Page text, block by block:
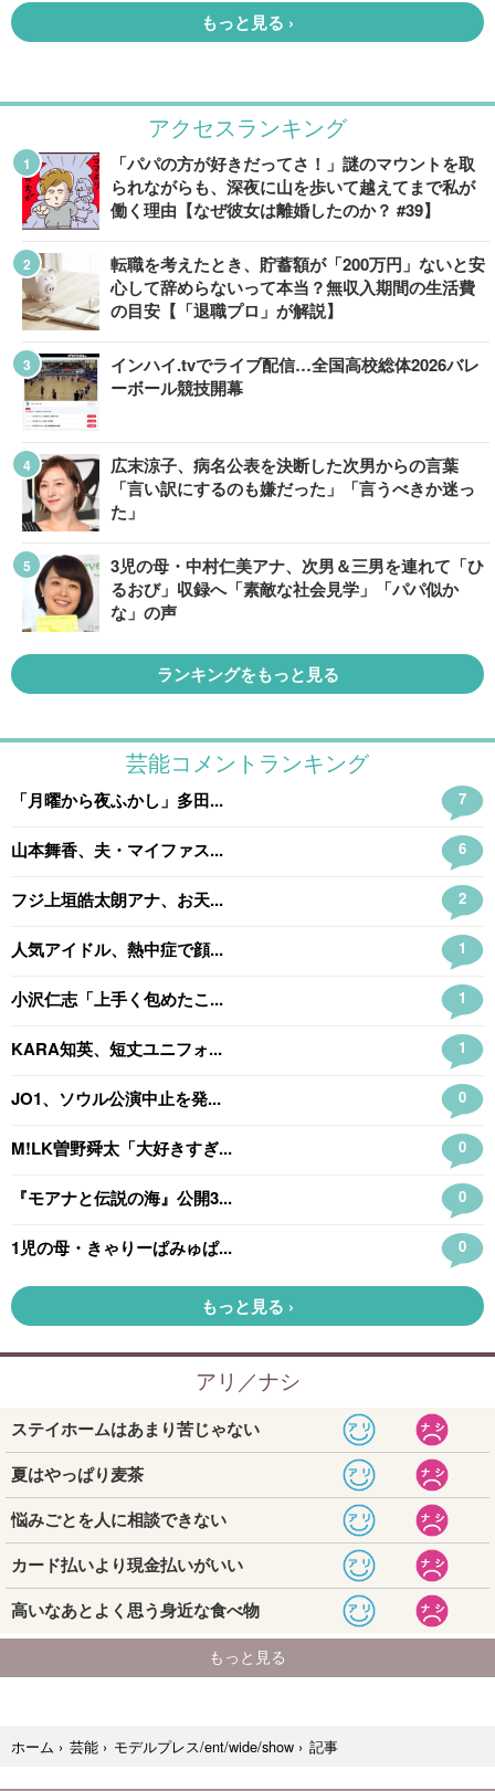
アクセスランキング
「パパの方が好きだってさ！」謎のマウントを取
られながらも、深夜に山を歩いて越えてまで私が
働く理由【なぜ彼女は離婚したのか？ #39】
転職を考えたとき、貯蓄額が「200万円」ないと安
心して辞めらないって本当？無収入期間の生活費
の目安【「退職プロ」が解説】
インハイ.tvでライブ配信…全国高校総体2026バレ
ーボール競技開幕
広末涼子、病名公表を決断した次男からの言葉
「言い訳にするのも嫌だった」「言うべきか迷っ
た」
3児の母・中村仁美アナ、次男＆三男を連れて「ひ
るおび」収録へ「素敵な社会見学」「パパ似か
な」の声
ランキングをもっと見る
ホーム › 芸能 › モデルプレス/ent/wide/show › 記事